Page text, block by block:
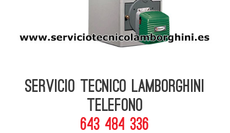
Servicio Tecnico Lamborghini
telefono
643 484 336